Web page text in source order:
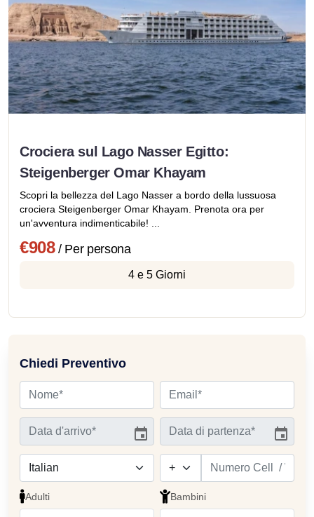
Crociera sul Lago Nasser Egitto:
Steigenberger Omar Khayam
Scopri la bellezza del Lago Nasser a bordo della lussuosa
crociera Steigenberger Omar Khayam. Prenota ora per
un'avventura indimenticabile! ...
€908/ Per persona
4 e 5 Giorni
Chiedi Preventivo
Adulti Bambini